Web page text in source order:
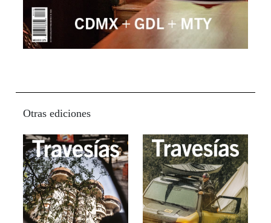
Otras ediciones